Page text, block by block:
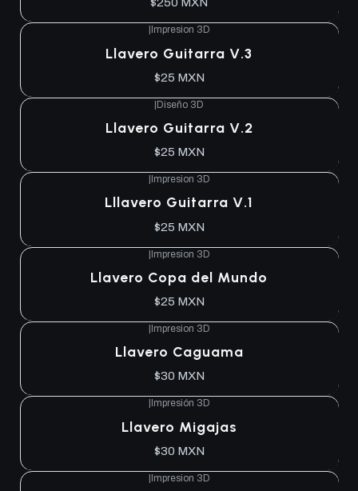
$250 MXN
Impresion 3D
Llavero Guitarra V.3
$25 MXN
|Diseño 3D
Llavero Guitarra V.2
$25 MXN
Impresion 3D
Lllavero Guitarra V.1
$25 MXN
|Impresion 3D
Llavero Copa del Mundo
$25 MXN
Impresion 3D
Llavero Caguama
$30 MXN
Impresión 3D
Llavero Migajas
$30 MXN
|Impresion 3D